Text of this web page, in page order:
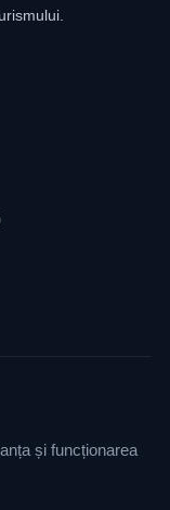
și funcționarea